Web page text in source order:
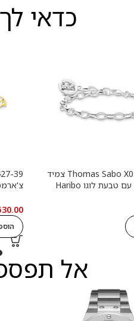
כדאי
Thomas Sabo X0291-001-21 צמיד
צ'ארמס כסף עם טבעת לוגו Haribo
אל